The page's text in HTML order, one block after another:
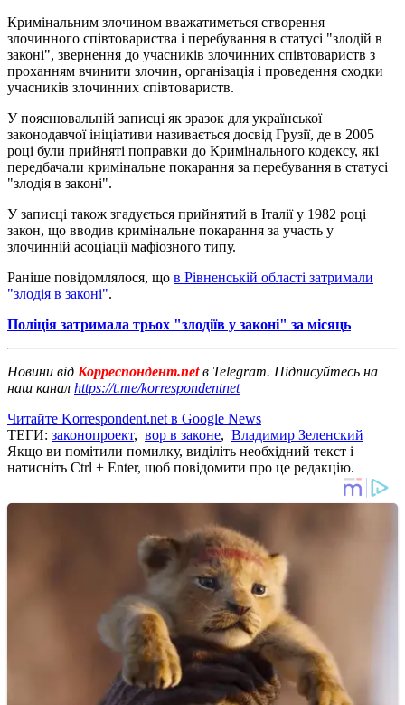
Кримінальним злочином вважатиметься створення
злочинного співтовариства і перебування в статусі "злодій в
законі", звернення до учасників злочинних співтовариств з
проханням вчинити злочин, організація і проведення сходки
учасників злочинних співтовариств.
У пояснювальній записці як зразок для української
законодавчої ініціативи називається досвід Грузії, де в 2005
році були прийняті поправки до Кримінального кодексу, які
передбачали кримінальне покарання за перебування в статусі
"злодія в законі".
У записці також згадується прийнятий в Італії у 1982 році
закон, що вводив кримінальне покарання за участь у
злочинній асоціації мафіозного типу.
Раніше повідомлялося, що в Рівненській області затримали
"злодія в законі".
Поліція затримала трьох "злодіїв у законі" за місяць
Новини від Корреспондент.netв Telegram. Підписуйтесь на
наш канал https://t.me/korrespondentnet
Читайте Korrespondent.net в Google News
ТЕГИ: законопроект, вор в законе, Владимир Зеленский
Якщо ви помітили помилку, виділіть необхідний текст і
натисніть Ctrl + Enter, щоб повідомити про це редакцію.